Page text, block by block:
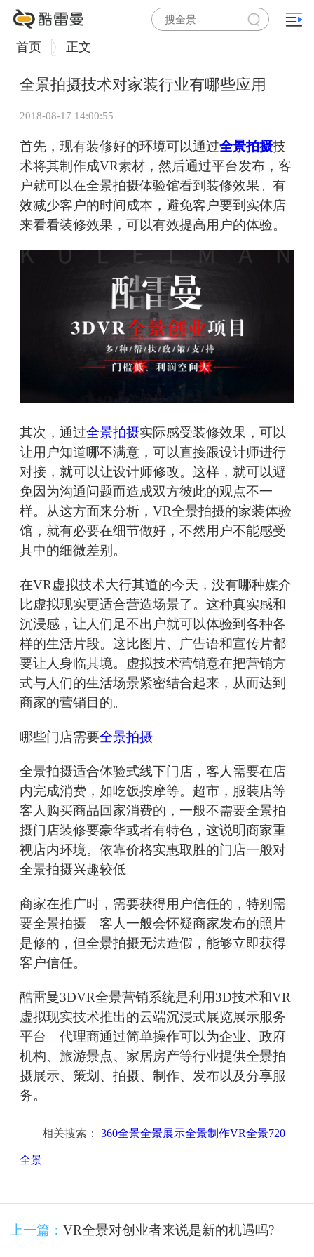
首页 正文
全景拍摄技术对家装行业有哪些应用
2018-08-17 14:00:55
首先，现有装修好的环境可以通过全景拍摄技
术将其制作成VR素材，然后通过平台发布，客
户就可以在全景拍摄体验馆看到装修效果。有
效减少客户的时间成本，避免客户要到实体店
来看看装修效果，可以有效提高用户的体验。
其次，通过全景拍摄实际感受装修效果，可以
让用户知道哪不满意，可以直接跟设计师进行
对接，就可以让设计师修改。这样，就可以避
免因为沟通问题而造成双方彼此的观点不一
样。从这方面来分析，VR全景拍摄的家装体验
馆，就有必要在细节做好，不然用户不能感受
其中的细微差别。
在VR虚拟技术大行其道的今天，没有哪种媒介
比虚拟现实更适合营造场景了。这种真实感和
沉浸感，让人们足不出户就可以体验到各种各
样的生活片段。这比图片、广告语和宣传片都
要让人身临其境。虚拟技术营销意在把营销方
式与人们的生活场景紧密结合起来，从而达到
商家的营销目的。
哪些门店需要全景拍摄
全景拍摄适合体验式线下门店，客人需要在店
内完成消费，如吃饭按摩等。超市，服装店等
客人购买商品回家消费的，一般不需要全景拍
摄门店装修要豪华或者有特色，这说明商家重
视店内环境。依靠价格实惠取胜的门店一般对
全景拍摄兴趣较低。
商家在推广时，需要获得用户信任的，特别需
要全景拍摄。客人一般会怀疑商家发布的照片
是修的，但全景拍摄无法造假，能够立即获得
客户信任。
酷雷曼3DVR全景营销系统是利用3D技术和VR
虚拟现实技术推出的云端沉浸式展览展示服务
平台。代理商通过简单操作可以为企业、政府
机构、旅游景点、家居房产等行业提供全景拍
摄展示、策划、拍摄、制作、发布以及分享服
务。
相关搜索： 360全景全景展示全景制作VR全景720
全景
上一篇： VR全景对创业者来说是新的机遇吗?